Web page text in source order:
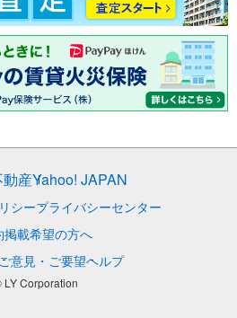
産Yahoo! JAPAN
シープライバシーセンター
掲載希望の方へ
ご意見・ご要望ヘルプ
LY Corporation